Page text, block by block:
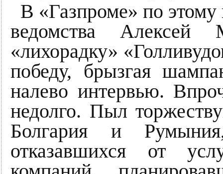
В «Газпроме» по
ведомства Алексей
«лихорадку»
победу, брызгая
налево интервью.
недолго. Пыл
Болгария и
отказавшихся от